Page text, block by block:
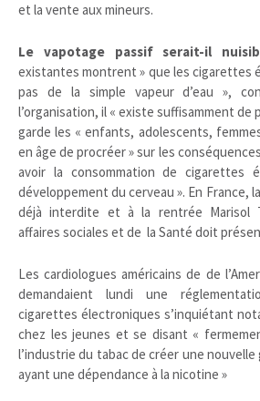
et la vente aux mineurs.
Le vapotage passif serait-il
existantes montrent » que les cigarettes
pas de la simple vapeur d’eau »,
l’organisation, il « existe suffisamment
garde les « enfants, adolescents,
en âge de procréer » sur les
avoir la consommation de cigarettes
développement du cerveau ». En France,
déjà interdite et à la rentrée Marisol
affaires sociales et de la Santé doit
Les cardiologues américains de de
demandaient lundi une
cigarettes électroniques s’inquiétant
chez les jeunes et se disant «
l’industrie du tabac de créer une
ayant une dépendance à la nicotine »